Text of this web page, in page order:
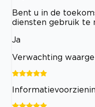
Bent u in de
diensten gebruik te
Ja
Verwachting